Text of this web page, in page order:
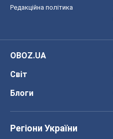
Редакційна політика
OBOZ.UA
Світ
Блоги
Регіони України